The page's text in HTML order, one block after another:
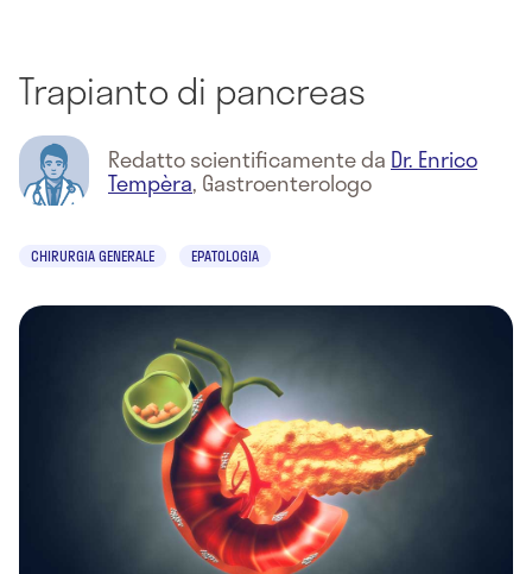
Trapianto di pancreas
Redatto scientificamente da Dr. Enrico
Tempèra, Gastroenterologo
CHIRURGIA GENERALE EPATOLOGIA